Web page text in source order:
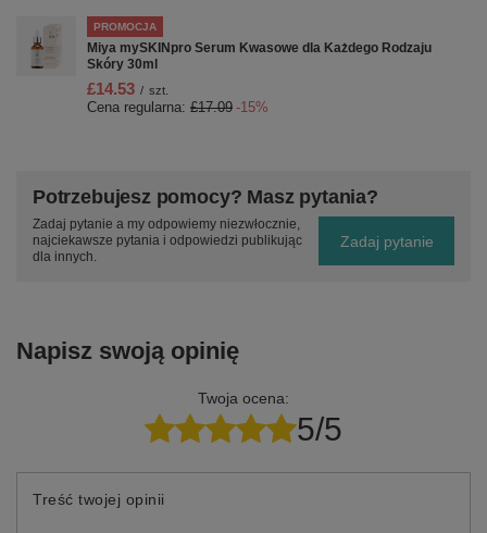
PROMOCJA
Miya mySKINpro Serum Kwasowe dla Każdego Rodzaju
Skóry 30ml
£14.53 / szt.
Cena regularna: £17.09 -15%
Potrzebujesz pomocy? Masz pytania?
Zadaj pytanie a my odpowiemy niezwłocznie,
najciekawsze pytania i odpowiedzi publikując
dla innych.
Zadaj pytanie
Napisz swoją opinię
Twoja ocena:
5/5
Treść twojej opinii